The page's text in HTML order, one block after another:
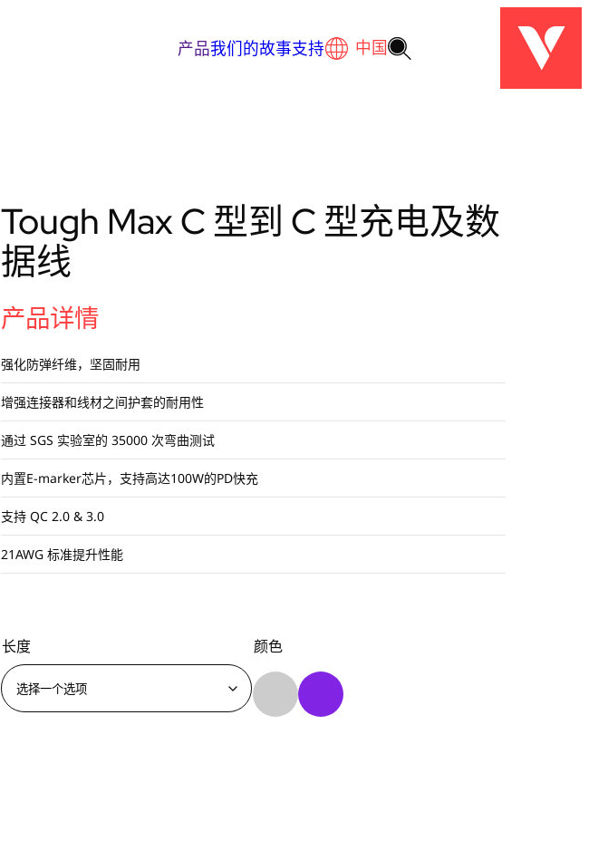
产品我们的故事支持
Tough Max C 型到 C 型充电及数
据线
产品详情
强化防弹纤维，坚固耐用
增强连接器和线材之间护套的耐用性
通过 SGS 实验室的 35000 次弯曲测试
内置E-marker芯片，支持高达100W的PD快充
支持 QC 2.0 & 3.0
21AWG 标准提升性能
长度 颜色